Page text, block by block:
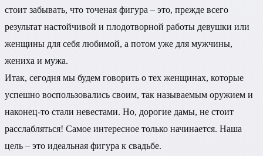
стоит забывать, что точеная фигура – это, прежде всего
результат настойчивой и плодотворной работы девушки или
женщины для себя любимой, а потом уже для мужчины,
жениха и мужа.
Итак, сегодня мы будем говорить о тех женщинах, которые
успешно воспользовались своим, так называемым оружием и
наконец-то стали невестами. Но, дорогие дамы, не стоит
расслабляться! Самое интересное только начинается. Наша
цель – это идеальная фигура к свадьбе.